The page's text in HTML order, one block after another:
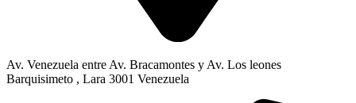
Av. Venezuela entre Av. Bracamontes y Av. Los leones
Barquisimeto , Lara 3001 Venezuela